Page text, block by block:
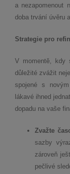
a nezapomenout
doba trvání úvěru
Strategie pro
V momentě, kdy
důležité zvážit
spojené s
lákavé ihned
dopadu na vaše
Zvažte
sazby
zároveň
pečlivé